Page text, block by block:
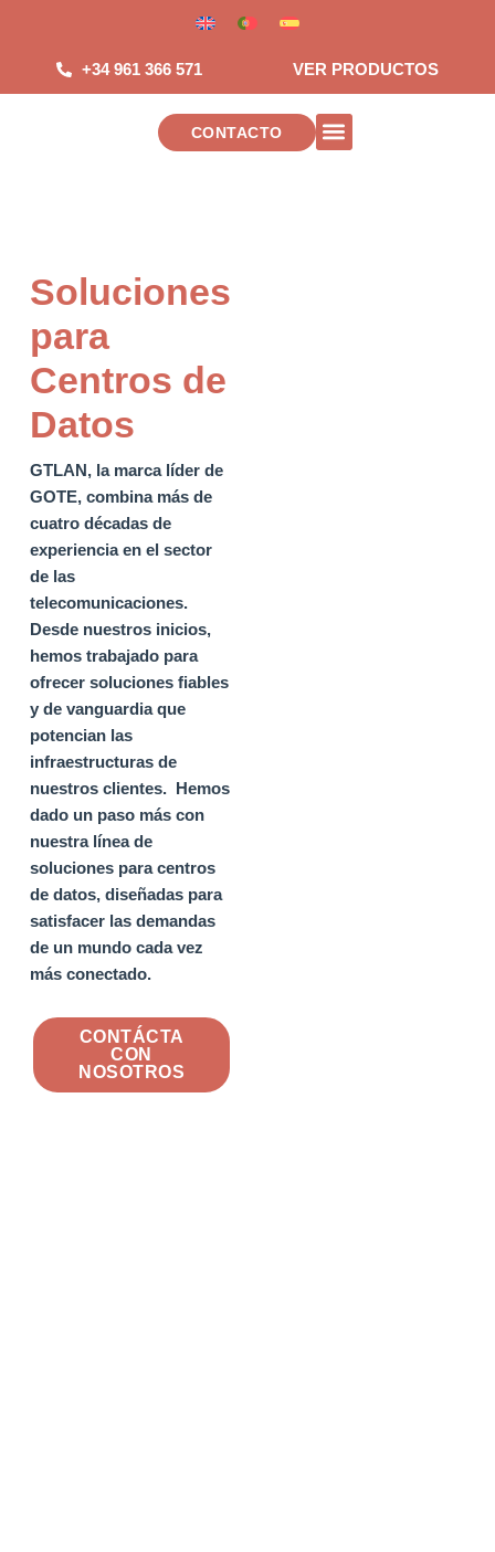
contenido
+34 961 366 571 VER PRODUCTOS
CONTACTO
Soluciones
para
Centros de
Datos
GTLAN, la marca líder de
GOTE, combina más de
cuatro décadas de
experiencia en el sector
de las
telecomunicaciones.
Desde nuestros inicios,
hemos trabajado para
ofrecer soluciones fiables
y de vanguardia que
potencian las
infraestructuras de
nuestros clientes. Hemos
dado un paso más con
nuestra línea de
soluciones para centros
de datos, diseñadas para
satisfacer las demandas
de un mundo cada vez
más conectado.
CONTÁCTA
CON
NOSOTROS